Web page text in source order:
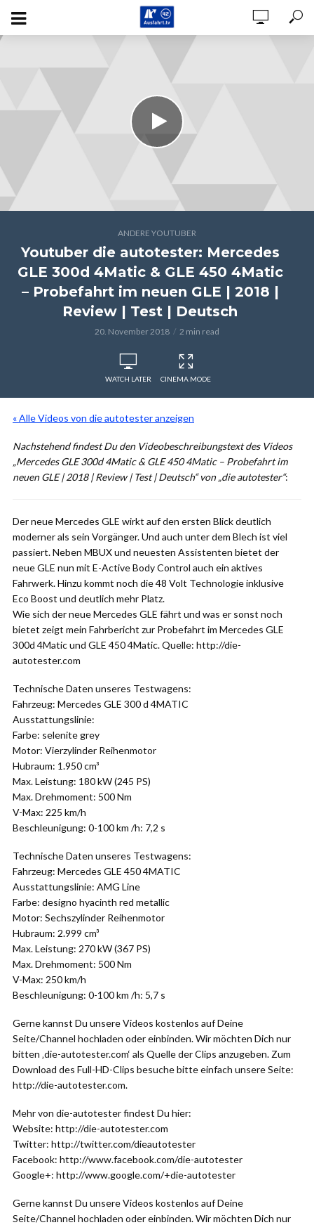
ANDERE YOUTUBER
Youtuber die autotester: Mercedes
GLE 300d 4Matic & GLE 450 4Matic
– Probefahrt im neuen GLE | 2018 |
Review | Test | Deutsch
20. November 2018 2 min read
WATCH LATER CINEMA MODE
« Alle Videos von die autotester anzeigen
Nachstehend findest Du den Videobeschreibungstext des Videos
„Mercedes GLE 300d 4Matic & GLE 450 4Matic – Probefahrt im
neuen GLE | 2018 | Review | Test | Deutsch“ von „die autotester“:
Der neue Mercedes GLE wirkt auf den ersten Blick deutlich
moderner als sein Vorgänger. Und auch unter dem Blech ist viel
passiert. Neben MBUX und neuesten Assistenten bietet der
neue GLE nun mit E-Active Body Control auch ein aktives
Fahrwerk. Hinzu kommt noch die 48 Volt Technologie inklusive
Eco Boost und deutlich mehr Platz.
Wie sich der neue Mercedes GLE fährt und was er sonst noch
bietet zeigt mein Fahrbericht zur Probefahrt im Mercedes GLE
300d 4Matic und GLE 450 4Matic. Quelle: http://die-
autotester.com
Technische Daten unseres Testwagens:
Fahrzeug: Mercedes GLE 300 d 4MATIC
Ausstattungslinie:
Farbe: selenite grey
Motor: Vierzylinder Reihenmotor
Hubraum: 1.950 cm³
Max. Leistung: 180 kW (245 PS)
Max. Drehmoment: 500 Nm
V-Max: 225 km/h
Beschleunigung: 0-100 km /h: 7,2 s
Technische Daten unseres Testwagens:
Fahrzeug: Mercedes GLE 450 4MATIC
Ausstattungslinie: AMG Line
Farbe: designo hyacinth red metallic
Motor: Sechszylinder Reihenmotor
Hubraum: 2.999 cm³
Max. Leistung: 270 kW (367 PS)
Max. Drehmoment: 500 Nm
V-Max: 250 km/h
Beschleunigung: 0-100 km /h: 5,7 s
Gerne kannst Du unsere Videos kostenlos auf Deine
Seite/Channel hochladen oder einbinden. Wir möchten Dich nur
bitten ‚die-autotester.com‘ als Quelle der Clips anzugeben. Zum
Download des Full-HD-Clips besuche bitte einfach unsere Seite:
http://die-autotester.com.
Mehr von die-autotester findest Du hier:
Website: http://die-autotester.com
Twitter: http://twitter.com/dieautotester
Facebook: http://www.facebook.com/die-autotester
Google+: http://www.google.com/+die-autotester
Gerne kannst Du unsere Videos kostenlos auf Deine
Seite/Channel hochladen oder einbinden. Wir möchten Dich nur